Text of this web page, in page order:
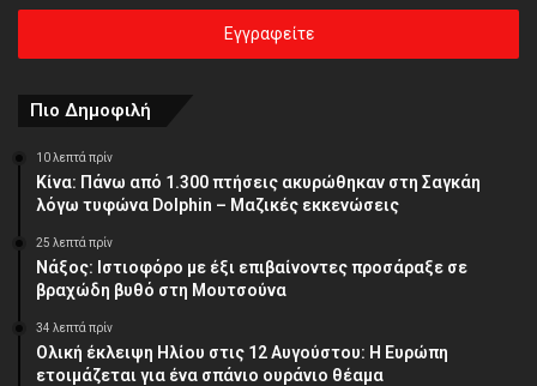
ηλεκτρονική
διεύθυνση
Πιο Δημοφιλή
10 λεπτά πρίν
Κίνα: Πάνω από 1.300 πτήσεις ακυρώθηκαν στη Σαγκάη
λόγω τυφώνα Dolphin – Μαζικές εκκενώσεις
25 λεπτά πρίν
Νάξος: Ιστιοφόρο με έξι επιβαίνοντες προσάραξε σε
βραχώδη βυθό στη Μουτσούνα
34 λεπτά πρίν
Ολική έκλειψη Ηλίου στις 12 Αυγούστου: Η Ευρώπη
ετοιμάζεται για ένα σπάνιο ουράνιο θέαμα